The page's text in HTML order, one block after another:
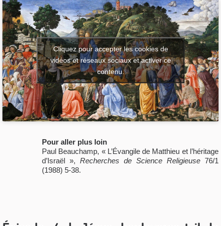
Cliquez pour accepter les cookies de
vidéos et réseaux sociaux et activer ce
contenu.
Pour aller plus loin
Paul Beauchamp, « L’Évangile de Matthieu et l’héritage
d’Israël », Recherches de Science Religieuse 76/1
(1988) 5-38.